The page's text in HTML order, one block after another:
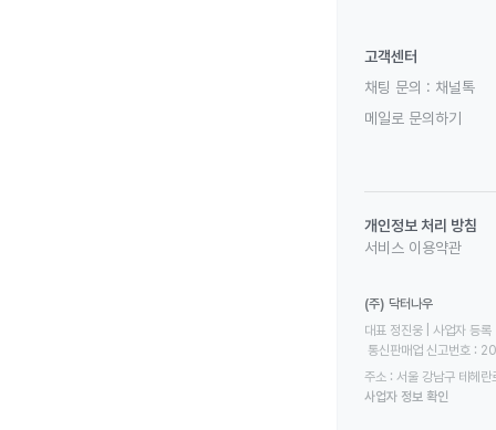
고객센터
채팅 문의 : 채널톡
메일로 문의하기
개인정보 처리 방침
서비스 이용약관
(주) 닥터나우
대표 정진웅 | 사업자
통신판매업 신고번호
주소 : 서울 강남구 테헤
사업자 정보 확인